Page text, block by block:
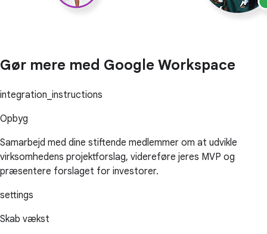
Gør mere med Google Workspace
integration_instructions
Opbyg
Samarbejd med dine stiftende medlemmer om at udvikle
virksomhedens projektforslag, videreføre jeres MVP og
præsentere forslaget for investorer.
settings
Skab vækst